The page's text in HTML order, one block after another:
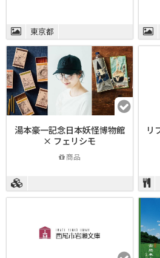
東京都
湯本豪一記念日本妖怪博物館
× フェリシモ
商品
リ